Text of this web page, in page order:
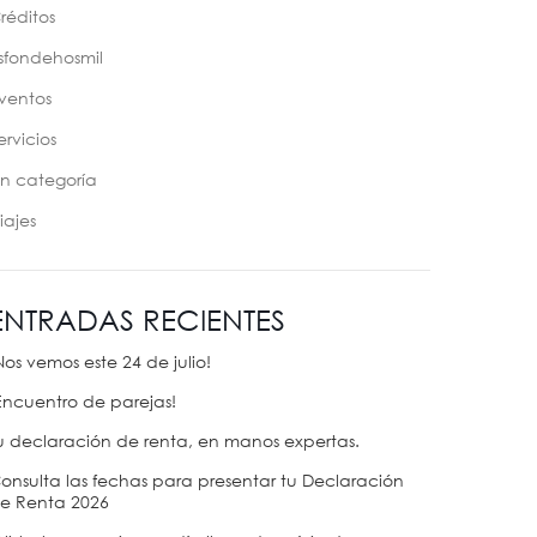
categoría
RECIENTES
vemos este 24 de julio!
de parejas!
declaración de renta, en manos expertas.
las fechas para presentar tu Declaración
Renta 2026